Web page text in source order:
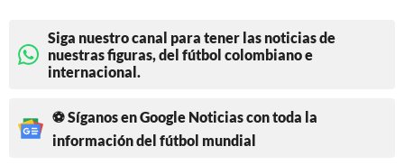
Siga nuestro canal para tener las noticias de
nuestras figuras, del fútbol colombiano e
internacional.
⚽ Síganos en Google Noticias con toda la
información del fútbol mundial